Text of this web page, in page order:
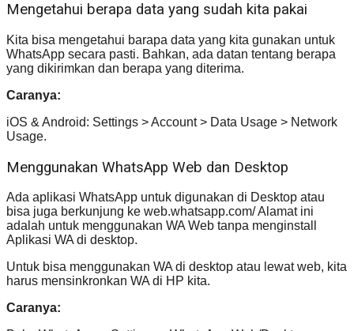
Mengetahui berapa data yang sudah kita pakai
Kita bisa mengetahui barapa data yang kita gunakan untuk
WhatsApp secara pasti. Bahkan, ada datan tentang berapa
yang dikirimkan dan berapa yang diterima.
Caranya:
iOS & Android: Settings > Account > Data Usage > Network
Usage.
Menggunakan WhatsApp Web dan Desktop
Ada aplikasi WhatsApp untuk digunakan di Desktop atau
bisa juga berkunjung ke web.whatsapp.com/ Alamat ini
adalah untuk menggunakan WA Web tanpa menginstall
Aplikasi WA di desktop.
Untuk bisa menggunakan WA di desktop atau lewat web, kita
harus mensinkronkan WA di HP kita.
Caranya: